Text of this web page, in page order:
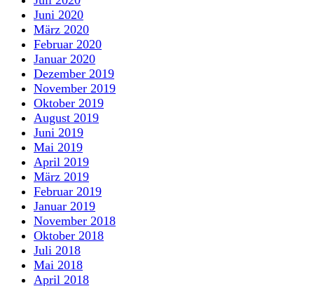
Juni 2020
März 2020
Februar 2020
Januar 2020
Dezember 2019
November 2019
Oktober 2019
August 2019
Juni 2019
Mai 2019
April 2019
März 2019
Februar 2019
Januar 2019
November 2018
Oktober 2018
Juli 2018
Mai 2018
April 2018